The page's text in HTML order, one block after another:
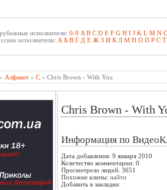
исполнители: 0-9 A B C D E F G H I J K L M N
исполнители: А Б В Г Д Е Ж З И К Л М Н О П Р С Т
» Алфавит » C » Chris Brown - With You
Chris Brown - With
Информация по
Дата добавления: 9 января 2010
Количество комментарии: 0
Просмотрело людей: 3651
Похожие клипы: найти
Добавить в закладки: